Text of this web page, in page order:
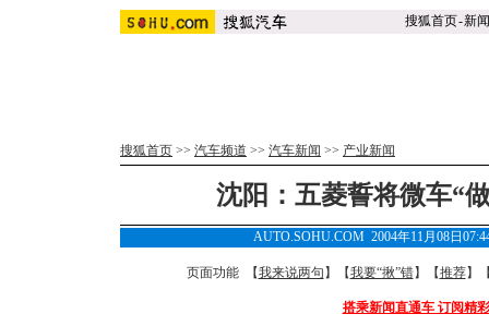
搜狐首页-新闻
搜狐首页 >> 汽车频道 >> 汽车新闻 >> 产业新闻
沈阳：五菱誓将微车“
AUTO.SOHU.COM 2004年11月08日
页面功能 【我来说两句 】【我要“揪”错】【推荐】
搭乘新闻直通车 订阅精